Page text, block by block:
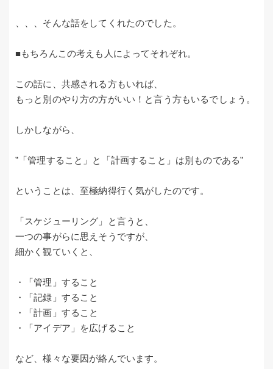
、、、そんな話をしてくれたのでした。
■もちろんこの考えも人によってそれぞれ。
この話に、共感される方もいれば、
もっと別のやり方の方がいい！と言う方もいるでしょう。
しかしながら、
”「管理すること」と「計画すること」は別ものである”
ということは、至極納得行く気がしたのです。
「スケジューリング」と言うと、
一つの事がらに思えそうですが、
細かく観ていくと、
・「管理」すること
・「記録」すること
・「計画」すること
・「アイデア」を広げること
など、様々な要因が絡んでいます。